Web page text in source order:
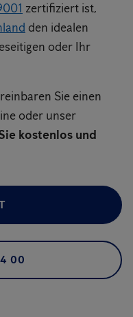
zertifiziert ist,
den idealen
oder Ihr
Sie einen
oder unser
kostenlos und
00